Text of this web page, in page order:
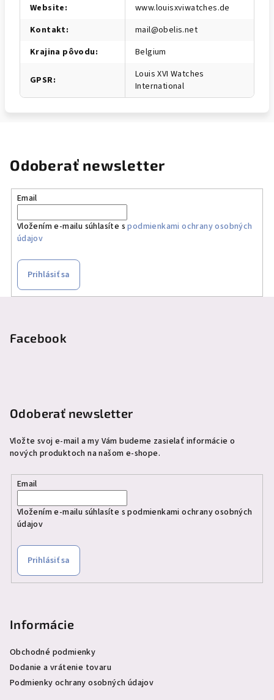
Website:
www.louisxviwatches.de
Kontakt:
mail@obelis.net
Krajina pôvodu: Belgium
GPSR:
Louis XVI Watches
International
Odoberať newsletter
Email
Vložením e-mailu súhlasíte spodmienkami ochrany osobných
údajov
Prihlásiť sa
Facebook
Odoberať newsletter
Vložte svoj e-mail a my Vám budeme zasielať informácie o
nových produktoch na našom e-shope.
Email
Vložením e-mailu súhlasíte spodmienkami ochrany osobných
údajov
Prihlásiť sa
Informácie
Obchodné podmienky
Dodanie a vrátenie tovaru
Podmienky ochrany osobných údajov